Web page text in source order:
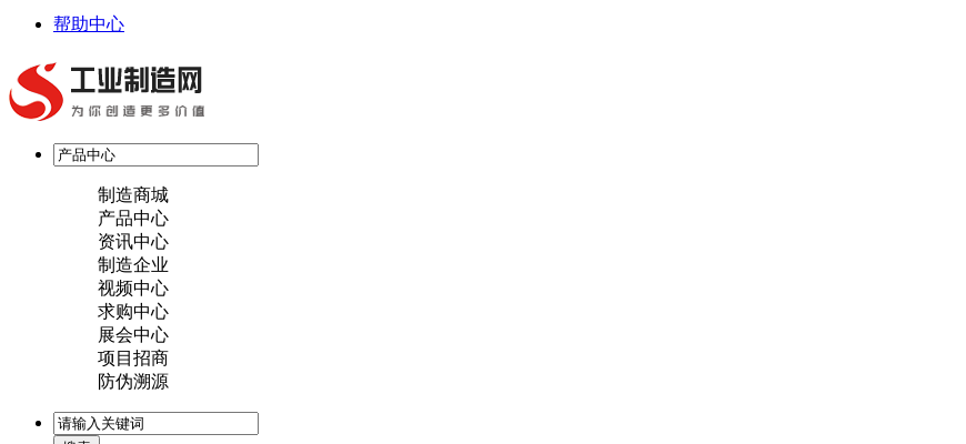
帮助中心
制造商城
产品中心
资讯中心
制造企业
视频中心
求购中心
展会中心
项目招商
防伪溯源